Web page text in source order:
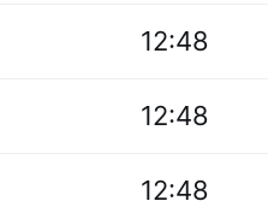
12:48
12:48
12:48